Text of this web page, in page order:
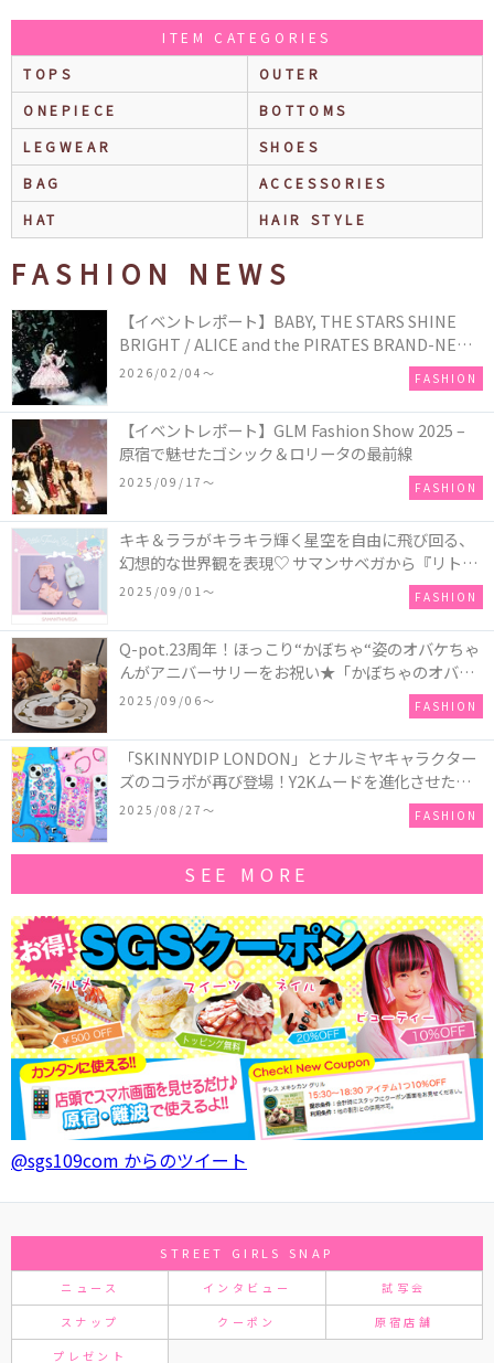
ITEM CATEGORIES
TOPS
OUTER
ONEPIECE
BOTTOMS
LEGWEAR
SHOES
BAG
ACCESSORIES
HAT
HAIR STYLE
FASHION NEWS
【イベントレポート】BABY, THE STARS SHINE
BRIGHT / ALICE and the PIRATES BRAND-NEW
COLLECTION in TOKYO
2026/02/04〜 FASHION
【イベントレポート】GLM Fashion Show 2025 –
原宿で魅せたゴシック＆ロリータの最前線
2025/09/17〜 FASHION
キキ＆ララがキラキラ輝く星空を自由に飛び回る、
幻想的な世界観を表現♡ サマンサベガから『リトル
ツインスターズ』50周年アニバーサリーイヤー』を
2025/09/01〜 FASHION
Q-pot.23周年！ほっこり“かぼちゃ“姿のオバケちゃ
んがアニバーサリーをお祝い★「かぼちゃのオバケ
ーキアクセサリー」が新発売！Q-pot CAFE.では
「かぼちゃのオバケーキプレート」も登場
2025/09/06〜 FASHION
「SKINNYDIP LONDON」とナルミヤキャラクター
ズのコラボが再び登場！Y2Kムードを進化させた新
作コレクションを発売♪
2025/08/27〜 FASHION
SEE MORE
@sgs109com からのツイート
STREET GIRLS SNAP
ニュース インタビュー 試写会
スナップ クーポン 原宿店舗
プレゼント